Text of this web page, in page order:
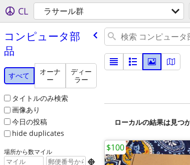
CL ラサール群
コンピュータ部
品
すべて
オーナ
ー
ディー
ラー
タイトルのみ検索
画像あり
今日の投稿
hide duplicates
場所から数マイル

ローカルの結果は見つ
$100